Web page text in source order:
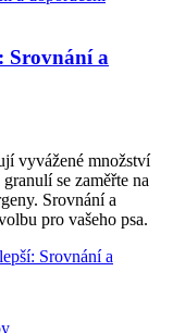
Srovnání a
vyvážené množství
se zaměřte na
Srovnání a
pro vašeho psa.
Srovnání a